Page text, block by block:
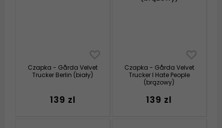
Czapka - Gårda Velvet
Trucker Berlin (biały)
139 zl
Czapka - Gårda Velvet
Trucker I Hate People
(brązowy)
139 zl